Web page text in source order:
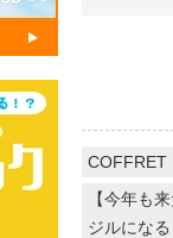
COFFRET
【今年も
ジルになる